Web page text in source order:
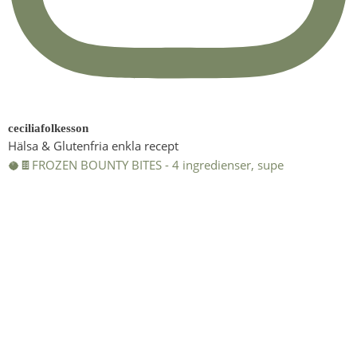
ceciliafolkesson
Hälsa & Glutenfria enkla recept
🥥🍫FROZEN BOUNTY BITES - 4 ingredienser, supe